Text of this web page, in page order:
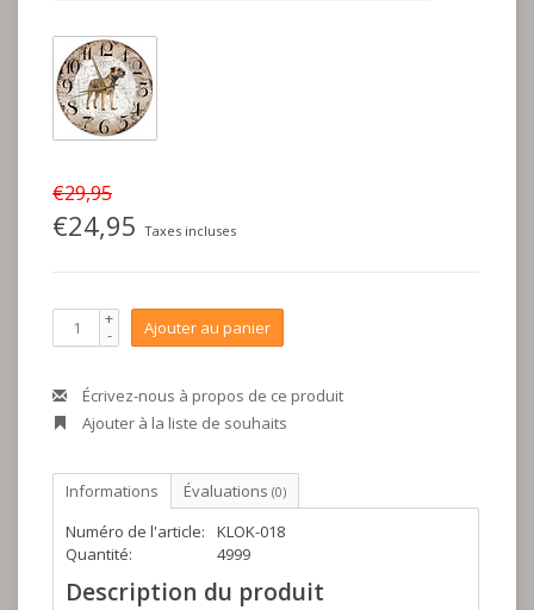
€29,95
€24,95 Taxes incluses
+
- Ajouter au panier
Écrivez-nous à propos de ce produit
Ajouter à la liste de souhaits
Informations Évaluations (0)
Numéro de l'article:
KLOK-018
Quantité:
4999
Description du produit